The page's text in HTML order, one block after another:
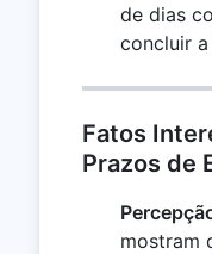
de dias
concluir
Fatos
Prazos de
mostram